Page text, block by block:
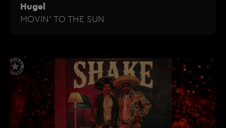
Hugel
MOVIN' TO THE SUN